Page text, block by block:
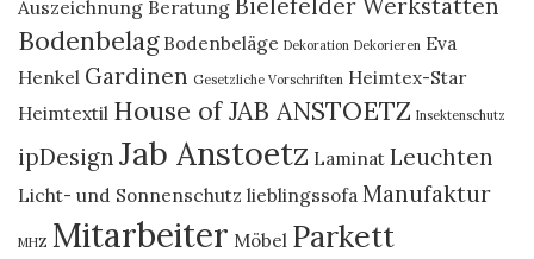
Auszeichnung Beratung Bielefelder Werkstätten
Bodenbelag Bodenbeläge Dekoration Dekorieren Eva
Henkel Gardinen Gesetzliche Vorschriften Heimtex-Star
Heimtextil House of JAB ANSTOETZ Insektenschutz
ipDesign Jab Anstoetz Laminat Leuchten
Licht- und Sonnenschutz lieblingssofa Manufaktur
MHZ Mitarbeiter Möbel Parkett